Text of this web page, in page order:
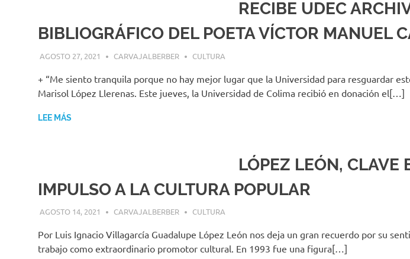
RECIBE UDEC
BIBLIOGRÁFICO DEL POETA VÍCTOR MANUEL
AGOSTO 27, 2021 CARVAJALBERBER CULTURA
+ “Me siento tranquila porque no hay mejor lugar que la Universidad para resguardar
Marisol López Llerenas. Este jueves, la Universidad de Colima recibió en donación el[…]
LEE MÁS
LÓPEZ LEÓN, CLAVE
IMPULSO A LA CULTURA POPULAR
AGOSTO 14, 2021 CARVAJALBERBER CULTURA
Por Luis Ignacio Villagarcía Guadalupe López León nos deja un gran recuerdo por su
trabajo como extraordinario promotor cultural. En 1993 fue una figura[…]